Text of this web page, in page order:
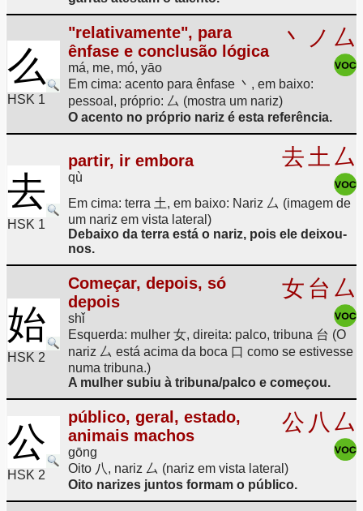
么
HSK 1
"relativamente", para
ênfase e conclusão lógica
má, me, mó, yāo
丶 ノ 厶
Em cima: acento para ênfase 丶, em baixo:
pessoal, próprio: 厶 (mostra um nariz)
O acento no próprio nariz é esta referência.
去
HSK 1
partir, ir embora
qù
去 土 厶
Em cima: terra 土, em baixo: Nariz 厶 (imagem de
um nariz em vista lateral)
Debaixo da terra está o nariz, pois ele deixou-
nos.
始
HSK 2
Começar, depois, só
depois
shǐ
女 台 厶
Esquerda: mulher 女, direita: palco, tribuna 台 (O
nariz 厶 está acima da boca 口 como se estivesse
numa tribuna.)
A mulher subiu à tribuna/palco e começou.
公
HSK 2
público, geral, estado,
animais machos
gōng
公 八 厶
Oito 八, nariz 厶 (nariz em vista lateral)
Oito narizes juntos formam o público.